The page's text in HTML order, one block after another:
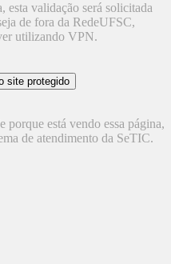
esta validação será solicitada
de fora da RedeUFSC,
utilizando VPN.
porque está vendo essa página,
de atendimento da SeTIC.